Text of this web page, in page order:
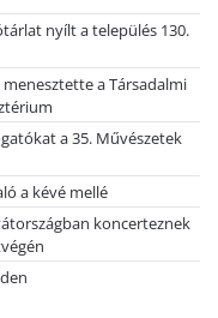
nyílt a település 130.
a Társadalmi
a 35. Művészetek
a kévé mellé
koncerteznek